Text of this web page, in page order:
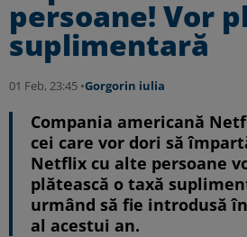
persoane! Vor
suplimentară
01 Feb, 23:45 •Gorgorin iulia
Compania americană
cei care vor dori să
Netflix cu alte persoane
plătească o taxă
urmând să fie introdusă
al acestui an.